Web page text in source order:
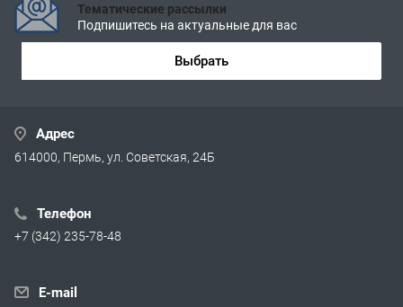
Тематические рассылки
Подпишитесь на актуальные для вас
Выбрать
Адрес
614000, Пермь, ул. Советская, 24Б
Телефон
+7 (342) 235-78-48
E-mail